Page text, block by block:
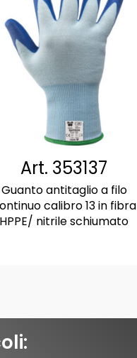
Art. 353137
Guanto antitaglio a filo
calibro 13 in fibra
HPPE/ nitrile schiumato